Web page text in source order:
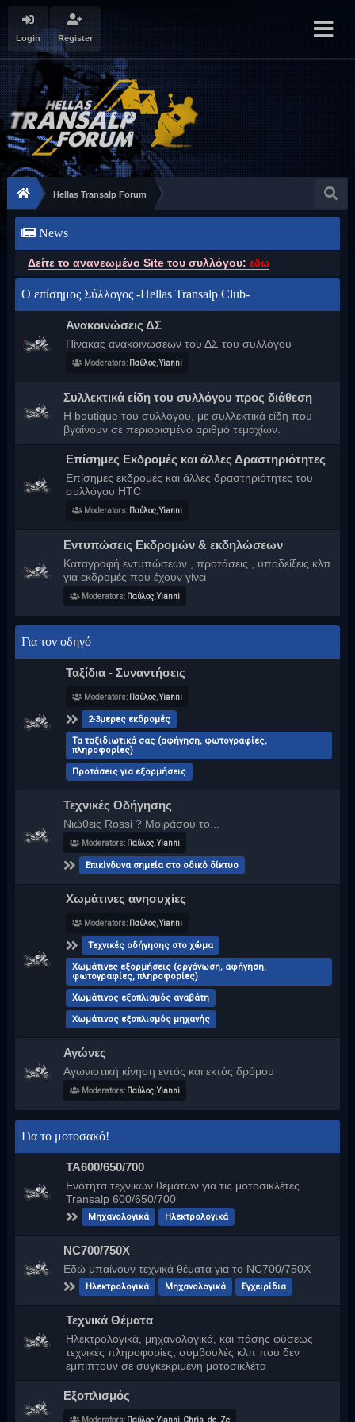
Login Register
Hellas Transalp Forum
News
Δείτε το ανανεωμένο Site του συλλόγου: εδώ
Ο επίσημος Σύλλογος -Hellas Transalp Club-
Ανακοινώσεις ΔΣ
Πίνακας ανακοινώσεων του ΔΣ του συλλόγου
Moderators: Παύλος,Yianni
Συλλεκτικά είδη του συλλόγου προς διάθεση
Η boutique του συλλόγου, με συλλεκτικά είδη που
βγαίνουν σε περιορισμένο αριθμό τεμαχίων.
Επίσημες Εκδρομές και άλλες Δραστηριότητες
Επίσημες εκδρομές και άλλες δραστηριότητες του
συλλόγου HTC
Moderators: Παύλος,Yianni
Εντυπώσεις Εκδρομών & εκδηλώσεων
Καταγραφή εντυπώσεων , προτάσεις , υποδείξεις κλπ
για εκδρομές που έχουν γίνει
Moderators: Παύλος,Yianni
Για τον οδηγό
Ταξίδια - Συναντήσεις
Moderators: Παύλος,Yianni
2-3μερες εκδρομές
Τα ταξιδιωτικά σας (αφήγηση, φωτογραφίες,
πληροφορίες)
Προτάσεις για εξορμήσεις
Τεχνικές Οδήγησης
Νιώθεις Rossi ? Μοιράσου το...
Moderators: Παύλος,Yianni
Επικίνδυνα σημεία στο οδικό δίκτυο
Χωμάτινες ανησυχίες
Moderators: Παύλος,Yianni
Τεχνικές οδήγησης στο χώμα
Χωμάτινες εξορμήσεις (οργάνωση, αφήγηση,
φωτογραφίες, πληροφορίες)
Χωμάτινος εξοπλισμός αναβάτη
Χωμάτινος εξοπλισμός μηχανής
Αγώνες
Αγωνιστική κίνηση εντός και εκτός δρόμου
Moderators: Παύλος,Yianni
Για το μοτοσακό!
ΤΑ600/650/700
Ενότητα τεχνικών θεμάτων για τις μοτοσικλέτες
Transalp 600/650/700
Μηχανολογικά Ηλεκτρολογικά
NC700/750Χ
Εδώ μπαίνουν τεχνικά θέματα για το NC700/750Χ
Ηλεκτρολογικά Μηχανολογικά Εγχειρίδια
Τεχνικά Θέματα
Ηλεκτρολογικά, μηχανολογικά, και πάσης φύσεως
τεχνικές πληροφορίες, συμβουλές κλπ που δεν
εμπίπτουν σε συγκεκριμένη μοτοσικλέτα
Εξοπλισμός
Moderators: Παύλος,Yianni, Chris_de_Ze